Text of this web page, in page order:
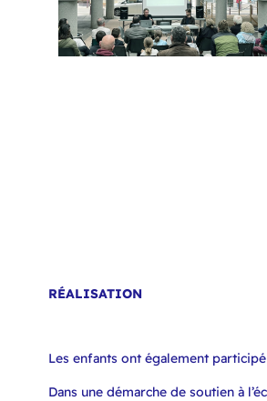
RÉALISATION
Les enfants ont également
Dans une démarche de soutien à